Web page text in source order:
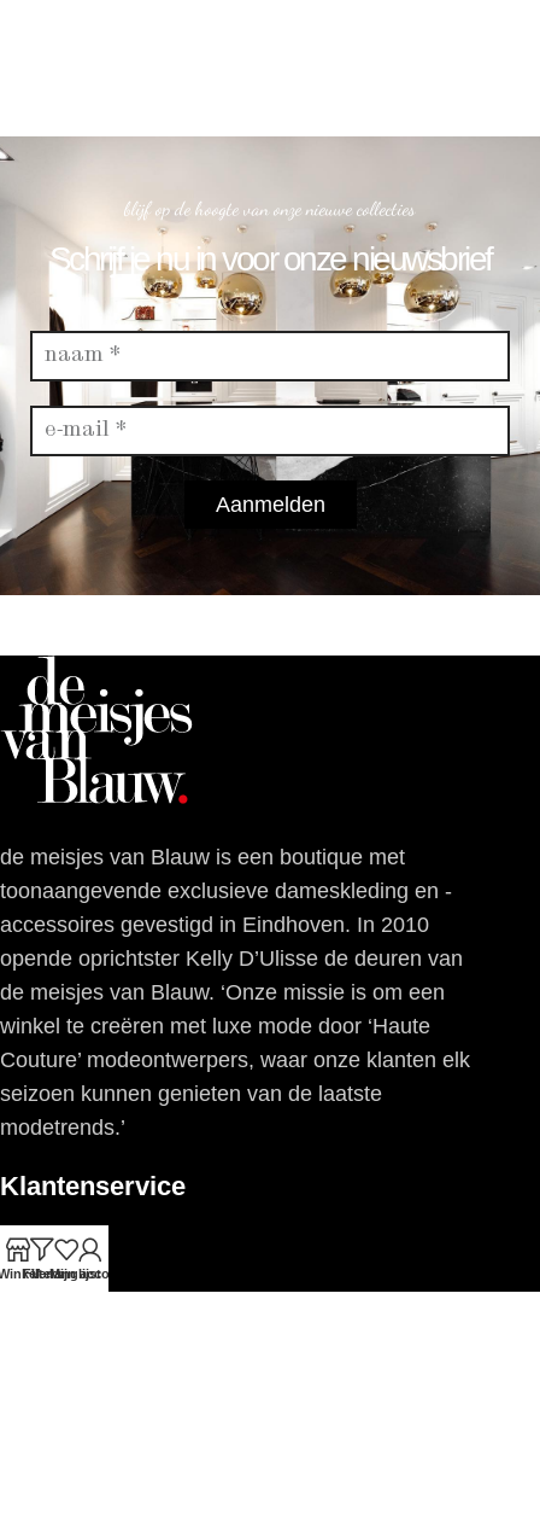
blijf op de hoogte van onze nieuwe collecties
Schrijf je nu in voor onze nieuwsbrief
Aanmelden
de meisjes van Blauw is een boutique met
toonaangevende exclusieve dameskleding en -
accessoires gevestigd in Eindhoven. In 2010
opende oprichtster Kelly D’Ulisse de deuren van
de meisjes van Blauw. ‘Onze missie is om een
winkel te creëren met luxe mode door ‘Haute
Couture’ modeontwerpers, waar onze klanten elk
seizoen kunnen genieten van de laatste
modetrends.’
Klantenservice
Contact
FAQFilters
Verlanglijst
Mijn account